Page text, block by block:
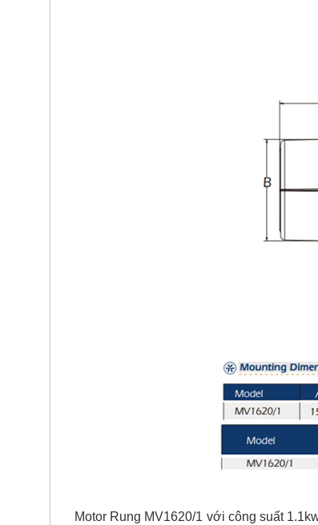
Motor Rung MV1620/1 với công suất